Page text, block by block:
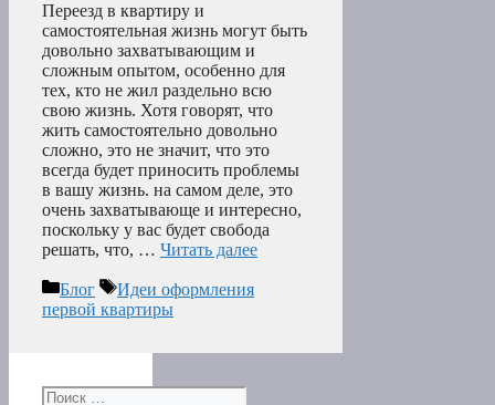
Переезд в квартиру и
самостоятельная жизнь могут быть
довольно захватывающим и
сложным опытом, особенно для
тех, кто не жил раздельно всю
свою жизнь. Хотя говорят, что
жить самостоятельно довольно
сложно, это не значит, что это
всегда будет приносить проблемы
в вашу жизнь. на самом деле, это
очень захватывающе и интересно,
поскольку у вас будет свобода
решать, что, … Читать далее
Рубрики
Блог Метки
Идеи оформления
первой квартиры
Поиск: